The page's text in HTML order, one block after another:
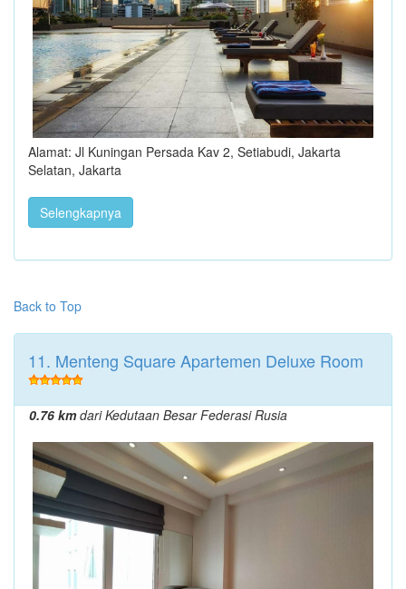
Alamat: Jl Kuningan Persada Kav 2, Setiabudi, Jakarta
Selatan, Jakarta
Selengkapnya
Back to Top
11. Menteng Square Apartemen Deluxe Room
0.76 kmdari Kedutaan Besar Federasi Rusia